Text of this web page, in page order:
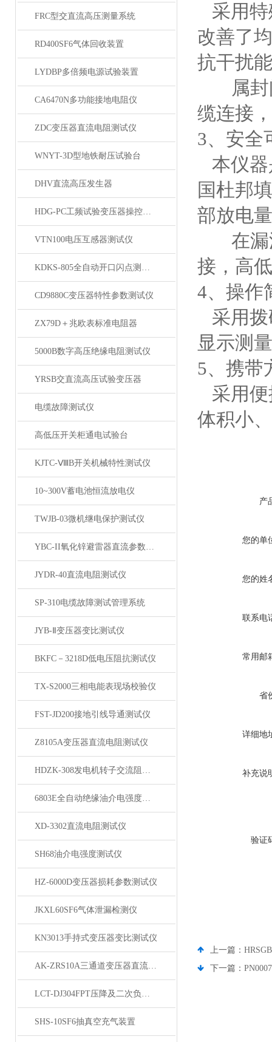
FRC型交直流高压测量系统
RD400SF6气体回收装置
LYDBP多倍频电源试验装置
CA6470N多功能接地电阻仪
ZDC变压器直流电阻测试仪
WNYT-3D型地铁耐压试验台
DHV直流高压发生器
HDG-PC工频试验变压器操控装置
VTN100电压互感器测试仪
KDKS-805全自动开口闪点测定仪
CD9880C变压器特性参数测试仪
ZX79D＋兆欧表标准电阻器
5000B数字高压绝缘电阻测试仪
YRSB交直流高压试验变压器
电缆故障测试仪
高低压开关柜通电试验台
KJTC-ⅧB开关机械特性测试仪
10~300V蓄电池恒流放电仪
TWJB-03微机继电保护测试仪
YBC-II氧化锌避雷器直流参数测试仪
JYDR-40直流电阻测试仪
SP-310电缆故障测试管理系统
JYB-Ⅱ变压器变比测试仪
BKFC－3218D低电压阻抗测试仪
TX-S2000三相电能表现场校验仪
FST-JD200接地引线导通测试仪
Z8105A变压器直流电阻测试仪
HDZK-308发电机转子交流阻抗测试仪
6803E全自动绝缘油介电强度测试仪
XD-3302直流电阻测试仪
SH68油介电强度测试仪
HZ-6000D变压器损耗参数测试仪
JKXL60SF6气体泄漏检测仪
KN3013手持式变压器变比测试仪
AK-ZRS10A三通道变压器直流电阻测试仪
LCT-DJ304FPT压降及二次负荷测试仪
SHS-10SF6抽真空充气装置
采用特
改善了
抗干扰
属封
缆连接
3、安全
本仪器
国杜邦
部放电
在漏
接，高
4、操作
采用拨
显示测
5、携带
采用便
体积小
产
您的单
您的姓
联系电
常用邮
省
详细地
补充说
验证
上一篇：
下一篇：